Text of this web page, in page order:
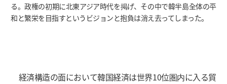
る。政権の初期に北東アジア時代を掲げ、その中で韓半島全体の平
和と繁栄を目指すというビジョンと抱負は消え去ってしまった。
経済構造の面において韓国経済は世界10位圏内に入る貿